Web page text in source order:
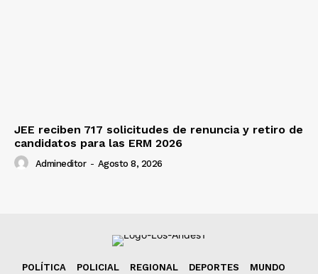
JEE reciben 717 solicitudes de renuncia y retiro de
candidatos para las ERM 2026
Admineditor - Agosto 8, 2026
POLÍTICA POLICIAL REGIONAL DEPORTES
MUNDO